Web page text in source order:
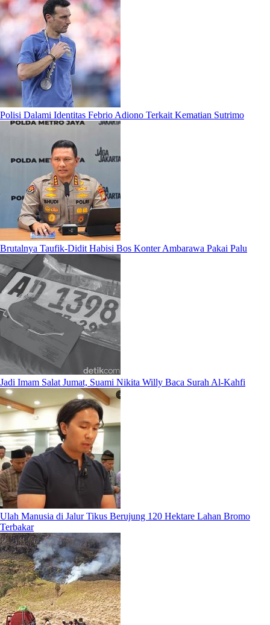
Polisi Dalami Identitas Febrio Adiono Terkait Kematian Sutrimo
Brutalnya Taufik-Didit Habisi Bos Konter Ambarawa Pakai Palu
Jadi Imam Salat Jumat, Suami Nikita Willy Baca Surah Al-Kahfi
Ulah Manusia di Jalur Tikus Berujung 120 Hektare Lahan Bromo
Terbakar